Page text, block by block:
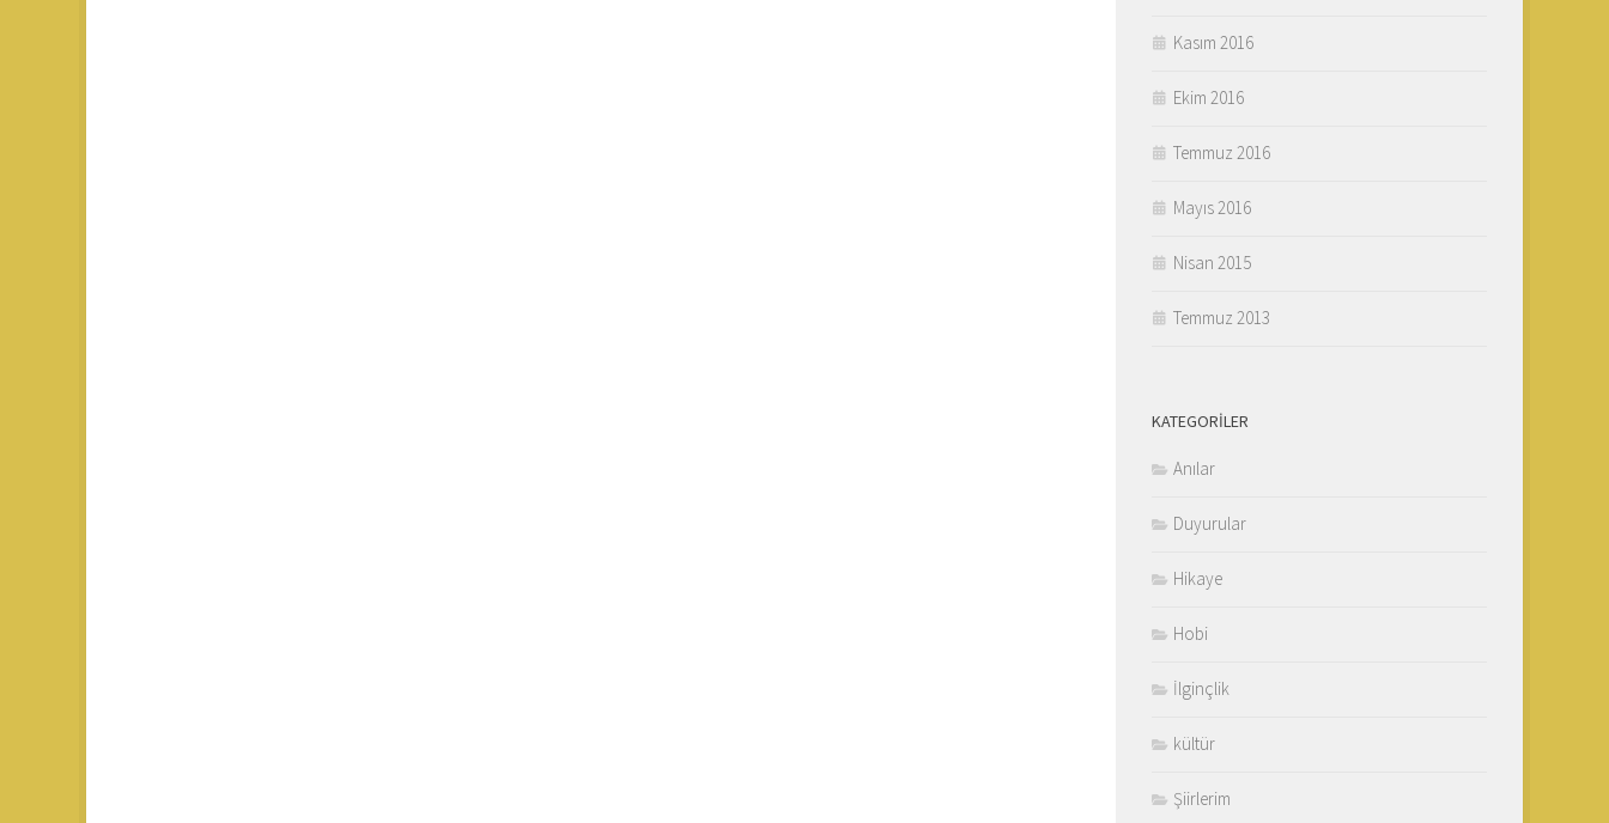
Kasım 2016
Ekim 2016
Temmuz 2016
Mayıs 2016
Nisan 2015
Temmuz 2013
KATEGORILER
Anılar
Duyurular
Hikaye
Hobi
İlginçlik
kültür
Şiirlerim